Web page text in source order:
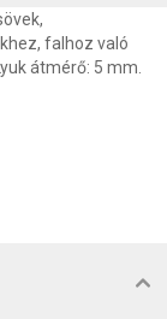
falhoz való
átmérő: 5 mm.